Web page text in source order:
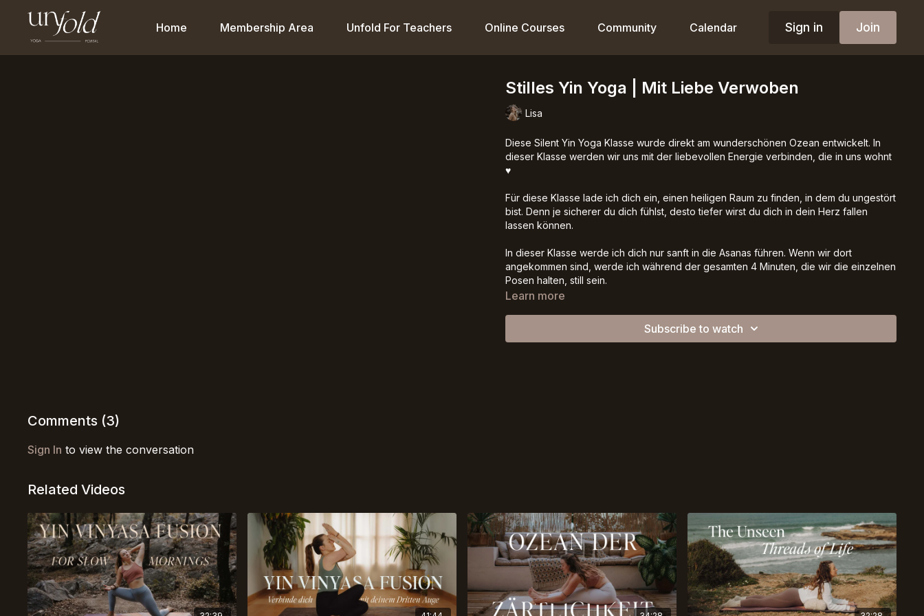
Home Membership Area Unfold For Teachers Online Courses Community Calendar Sign in Join
Stilles Yin Yoga | Mit Liebe Verwoben
Lisa
Diese Silent Yin Yoga Klasse wurde direkt am wunderschönen Ozean entwickelt. In
dieser Klasse werden wir uns mit der liebevollen Energie verbinden, die in uns wohnt
♥️
Für diese Klasse lade ich dich ein, einen heiligen Raum zu finden, in dem du ungestört
bist. Denn je sicherer du dich fühlst, desto tiefer wirst du dich in dein Herz fallen
lassen können.
In dieser Klasse werde ich dich nur sanft in die Asanas führen. Wenn wir dort
angekommen sind, werde ich während der gesamten 4 Minuten, die wir die einzelnen
Posen halten, still sein.
Learn more
Subscribe to watch
Comments (3)
Sign In to view the conversation
Related Videos